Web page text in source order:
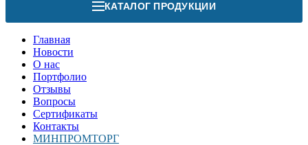
КАТАЛОГ ПРОДУКЦИИ
Главная
Новости
О нас
Портфолио
Отзывы
Вопросы
Сертификаты
Контакты
МИНПРОМТОРГ